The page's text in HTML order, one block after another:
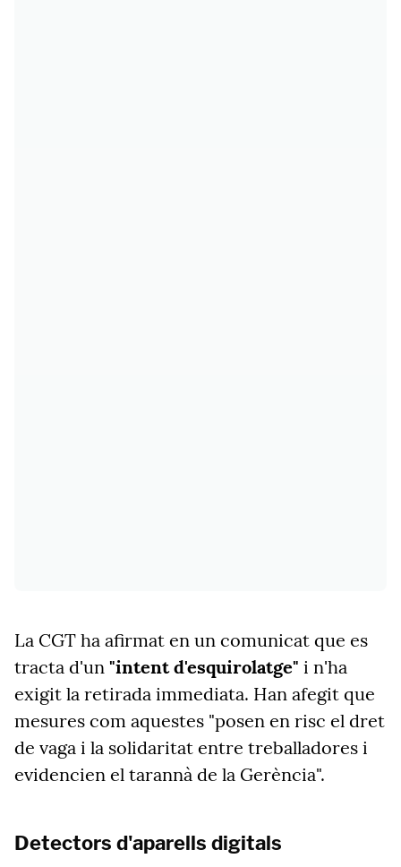
La CGT ha afirmat en un comunicat que es
tracta d'un "intent d'esquirolatge" i n'ha
exigit la retirada immediata. Han afegit que
mesures com aquestes "posen en risc el dret
de vaga i la solidaritat entre treballadores i
evidencien el tarannà de la Gerència".
Detectors d'aparells digitals